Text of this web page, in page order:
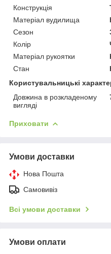
Конструкція
Матеріал вудилища
Сезон
Колір
Матеріал рукоятки
Стан
Користувальницькі
Довжина в розкладеному
вигляді
Приховати
Умови доставки
Нова Пошта
Самовивіз
Всі умови доставки
Умови оплати